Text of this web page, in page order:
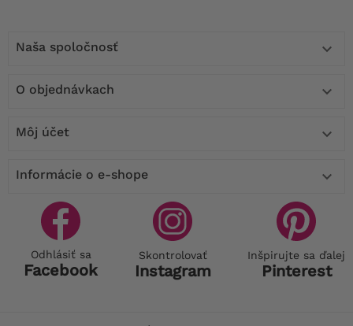
Naša spoločnosť 
O objednávkach 
Môj účet 
Informácie o e-shope 
Odhlásiť sa
Facebook
Skontrolovať
Instagram
Inšpirujte sa ďalej
Pinterest